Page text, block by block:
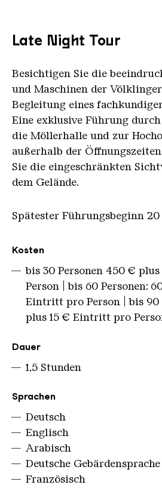
Late Night Tour
Besichtigen Sie die
und Maschinen der
Begleitung eines
Eine exklusive Führung
die Möllerhalle und zur
außerhalb der
Sie die eingeschränkten
dem Gelände.
Spätester Führungsbeginn
Kosten
bis 30 Personen 450 €
Person | bis 60 Personen:
Eintritt pro Person | bis 90
plus 15 € Eintritt pro
Dauer
1,5 Stunden
Sprachen
Deutsch
Englisch
Arabisch
Deutsche Gebärdensprache
Französisch